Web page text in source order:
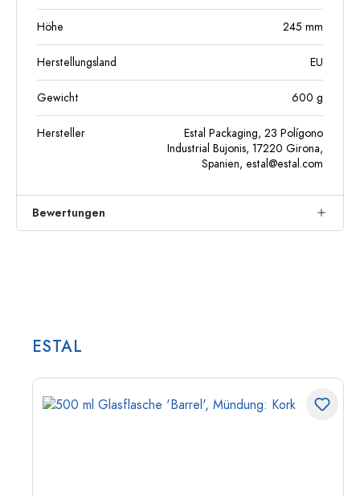
Höhe 245 mm
Herstellungsland EU
Gewicht 600 g
Hersteller
Estal Packaging, 23 Polígono
Industrial Bujonis, 17220 Girona,
Spanien, estal@estal.com
Bewertungen
ESTAL